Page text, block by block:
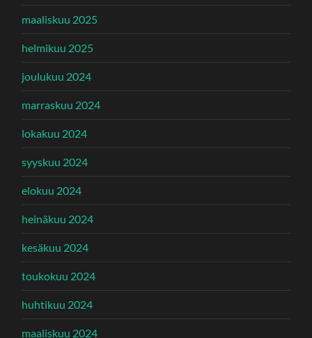
maaliskuu 2025
helmikuu 2025
joulukuu 2024
marraskuu 2024
lokakuu 2024
syyskuu 2024
elokuu 2024
heinäkuu 2024
kesäkuu 2024
toukokuu 2024
huhtikuu 2024
maaliskuu 2024